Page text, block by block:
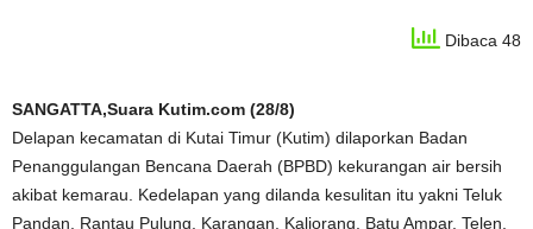
Dibaca 48
SANGATTA,Suara Kutim.com (28/8)
Delapan kecamatan di Kutai Timur (Kutim) dilaporkan Badan
Penanggulangan Bencana Daerah (BPBD) kekurangan air bersih
akibat kemarau. Kedelapan yang dilanda kesulitan itu yakni Teluk
Pandan, Rantau Pulung, Karangan, Kaliorang, Batu Ampar, Telen,